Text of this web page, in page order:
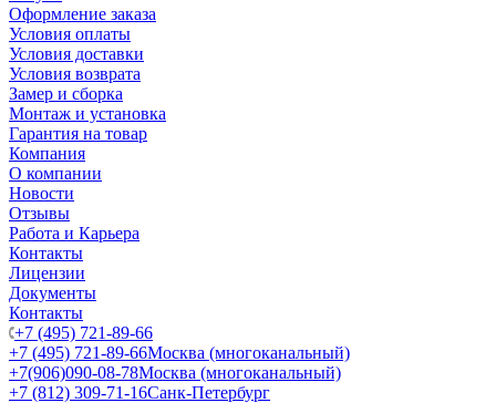
Оформление заказа
Условия оплаты
Условия доставки
Условия возврата
Замер и сборка
Монтаж и установка
Гарантия на товар
Компания
О компании
Новости
Отзывы
Работа и Карьера
Контакты
Лицензии
Документы
Контакты
+7 (495) 721-89-66
+7 (495) 721-89-66Москва (многоканальный)
+7(906)090-08-78Москва (многоканальный)
+7 (812) 309-71-16Санк-Петербург